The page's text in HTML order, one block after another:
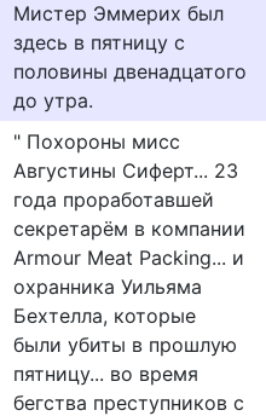
Мистер Эммерих был
здесь в пятницу с
половины двенадцатого
до утра.
" Похороны мисс
Августины Сиферт... 23
года проработавшей
секретарём в компании
Armour Meat Packing... и
охранника Уильяма
Бехтелла, которые
были убиты в прошлую
пятницу... во время
бегства преступников с